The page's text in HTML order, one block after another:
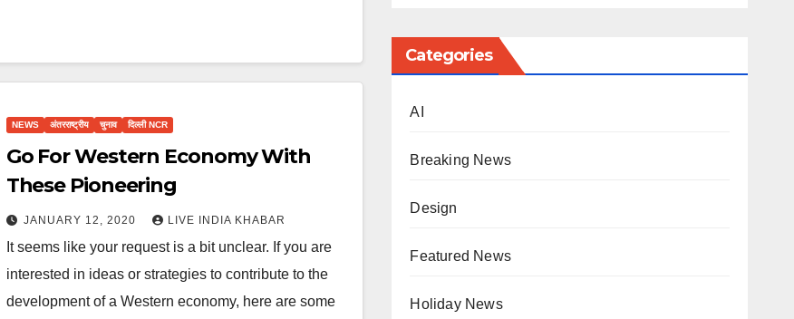
NEWS अंतरराष्ट्रीय चुनाव दिल्ली NCR
Go For Western Economy With
These Pioneering
JANUARY 12, 2020 LIVE INDIA KHABAR
It seems like your request is a bit unclear. If you are
interested in ideas or strategies to contribute to the
development of a Western economy, here are some
Categories
AI
Breaking News
Design
Featured News
Holiday News